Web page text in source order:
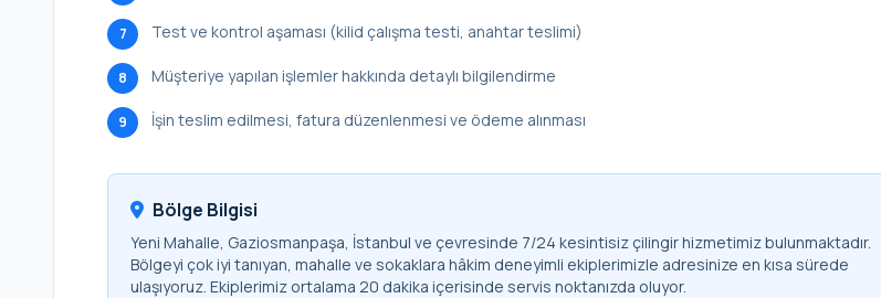
7 Test ve kontrol aşaması (kilid çalışma testi, anahtar teslimi)
8 Müşteriye yapılan işlemler hakkında detaylı bilgilendirme
9 İşin teslim edilmesi, fatura düzenlenmesi ve ödeme alınması
Bölge Bilgisi
Yeni Mahalle, Gaziosmanpaşa, İstanbul ve çevresinde 7/24 kesintisiz çilingir hizmetimiz bulunmaktadır.
Bölgeyi çok iyi tanıyan, mahalle ve sokaklara hâkim deneyimli ekiplerimizle adresinize en kısa sürede
ulaşıyoruz. Ekiplerimiz ortalama 20 dakika içerisinde servis noktanızda oluyor.